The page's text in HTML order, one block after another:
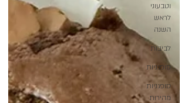
וטבעוני
לראש
השנה
לביבות
סופגניות
סופגניות
מהירות